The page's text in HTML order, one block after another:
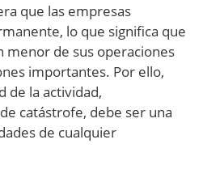
que las empresas
lo que significa que
menor de sus operaciones
importantes. Por ello,
de la actividad,
catástrofe, debe ser una
de cualquier